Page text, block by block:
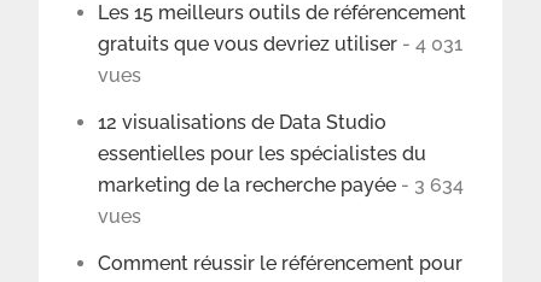
Les 15 meilleurs outils de référencement
gratuits que vous devriez utiliser - 4 031
vues
12 visualisations de Data Studio
essentielles pour les spécialistes du
marketing de la recherche payée - 3 634
vues
Comment réussir le référencement pour